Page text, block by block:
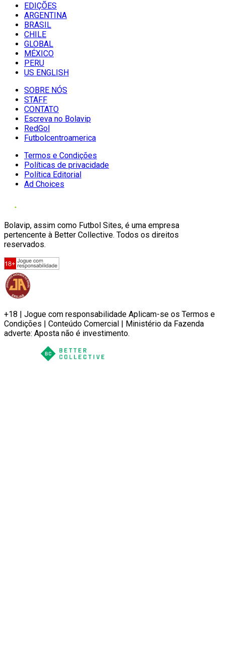
EDIÇÕES
ARGENTINA
BRASIL
CHILE
GLOBAL
MÉXICO
PERU
US ENGLISH
SOBRE NÓS
STAFF
CONTATO
Escreva no Bolavip
RedGol
Futbolcentroamerica
Termos e Condições
Políticas de privacidade
Política Editorial
Ad Choices
Bolavip, assim como Futbol Sites, é uma empresa
pertencente à Better Collective. Todos os direitos
reservados.
+18 | Jogue com responsabilidade Aplicam-se os Termos e
Condições | Conteúdo Comercial | Ministério da Fazenda
adverte: Aposta não é investimento.